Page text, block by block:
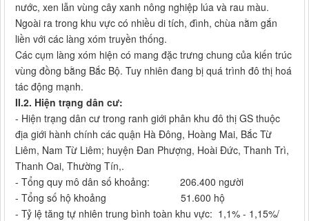
nước, xen lẫn vùng cây xanh nông nghiệp lúa và rau màu.
Ngoài ra trong khu vực có nhiều di tích, đình, chùa nằm gắn
liền với các làng xóm truyền thống.
Các cụm làng xóm hiện có mang đặc trưng chung của kiến trúc
vùng đồng bằng Bắc Bộ. Tuy nhiên đang bị quá trình đô thị hoá
tác động mạnh.
II.2. Hiện trạng dân cư:
- Hiện trạng dân cư trong ranh giới phân khu đô thị GS thuộc
địa giới hành chính các quận Hà Đông, Hoàng Mai, Bắc Từ
Liêm, Nam Từ Liêm; huyện Đan Phượng, Hoài Đức, Thanh Trì,
Thanh Oai, Thường Tín,.
- Tổng quy mô dân số khoảng: 206.400 người
- Tổng số hộ khoảng 51.600 hộ
- Tỷ lệ tăng tự nhiên trung bình toàn khu vực: 1,1% - 1,15%/